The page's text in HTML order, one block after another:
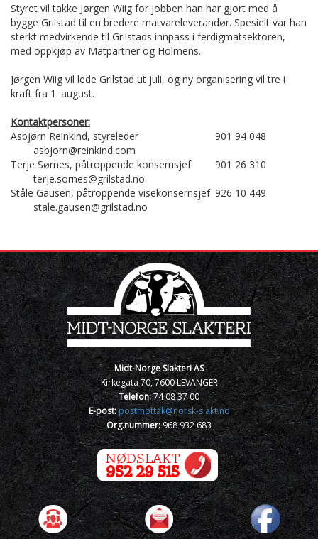
Styret vil takke Jørgen Wiig for jobben han har gjort med å
bygge Grilstad til en bredere matvareleverandør. Spesielt var han
sterkt medvirkende til Grilstads innpass i ferdigmatsektoren,
med oppkjøp av Matpartner og Holmens.
Jørgen Wiig vil lede Grilstad ut juli, og ny organisering vil tre i
kraft fra 1. august.
Kontaktpersoner:
Asbjørn Reinkind, styreleder
901 94 048
asbjorn@reinkind.com
Terje Sørnes, påtroppende konsernsjef
901 26 310
terje.sornes@grilstad.no
Ståle Gausen, påtroppende visekonsernsjef 926 10 449
stale.gausen@grilstad.no
Midt-Norge Slakteri AS
Kirkegata 70, 7600 LEVANGER
Telefon:74 08 37 00
E-post:postmottak@norsk-slakt.no
Org.nummer:968 932 683